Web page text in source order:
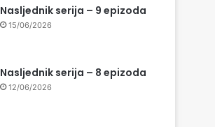
Nasljednik serija – 9 epizoda
15/06/2026
Nasljednik serija – 8 epizoda
12/06/2026